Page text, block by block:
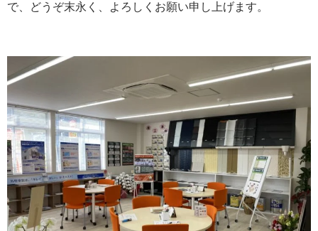
で、どうぞ末永く、よろしくお願い申し上げます。